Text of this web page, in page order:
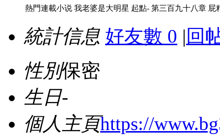
熱門連載小说 我老婆是大明星 起點- 第三百九十八章 屁
統計信息 好友數 0 | 回
性別保密
生日-
個人主頁https://